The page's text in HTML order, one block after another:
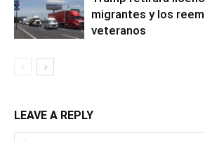
migrantes y los
veteranos
LEAVE A REPLY